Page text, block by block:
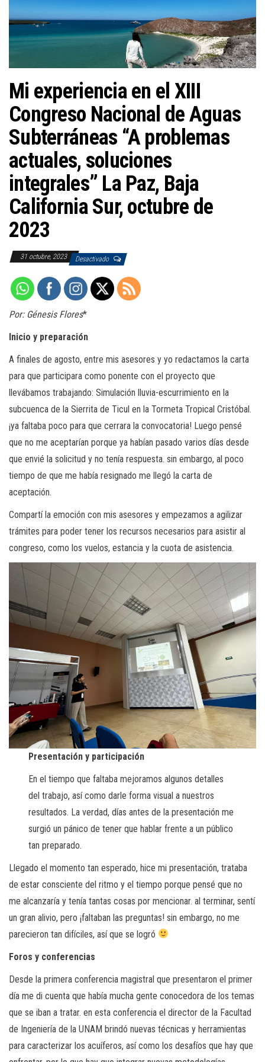
c
i
ó
n
Mi experiencia en el XIII
Congreso Nacional de Aguas
Subterráneas “A problemas
actuales, soluciones
integrales” La Paz, Baja
California Sur, octubre de
2023
31 octubre, 2023 Desactivado
Por: Génesis Flores*
Inicio y preparación
A finales de agosto, entre mis asesores y yo redactamos la carta
para que participara como ponente con el proyecto que
llevábamos trabajando: Simulación lluvia-escurrimiento en la
subcuenca de la Sierrita de Ticul en la Tormeta Tropical Cristóbal.
¡ya faltaba poco para que cerrara la convocatoria! Luego pensé
que no me aceptarían porque ya habían pasado varios días desde
que envié la solicitud y no tenía respuesta. sin embargo, al poco
tiempo de que me había resignado me llegó la carta de
aceptación.
Compartí la emoción con mis asesores y empezamos a agilizar
trámites para poder tener los recursos necesarios para asistir al
congreso, como los vuelos, estancia y la cuota de asistencia.
Presentación y participación
En el tiempo que faltaba mejoramos algunos detalles
del trabajo, así como darle forma visual a nuestros
resultados. La verdad, días antes de la presentación me
surgió un pánico de tener que hablar frente a un público
tan preparado.
Llegado el momento tan esperado, hice mi presentación, trataba
de estar consciente del ritmo y el tiempo porque pensé que no
me alcanzaría y tenía tantas cosas por mencionar. al terminar, sentí
un gran alivio, pero ¡faltaban las preguntas! sin embargo, no me
parecieron tan difíciles, así que se logró
Foros y conferencias
Desde la primera conferencia magistral que presentaron el primer
día me di cuenta que había mucha gente conocedora de los temas
que se iban a tratar. en esta conferencia el director de la Facultad
de Ingeniería de la UNAM brindó nuevas técnicas y herramientas
para caracterizar los acuíferos, así como los desafíos que hay que